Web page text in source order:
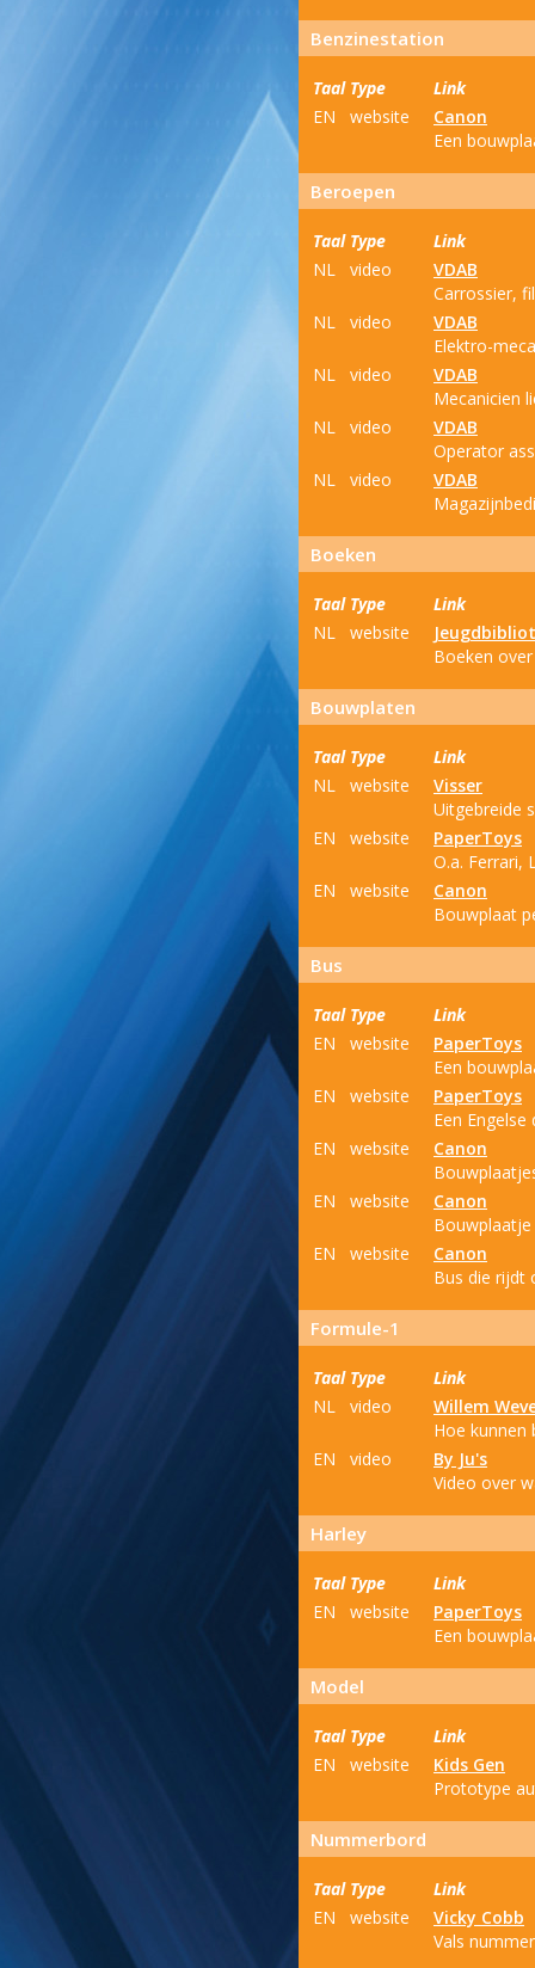
Benzinestation
Taal Type
Link
EN
website
Canon
Een
Beroepen
Taal Type
Link
NL
video
VDAB
Carrossier,
NL
video
VDAB
Elektro-
NL
video
VDAB
Mecanicien
NL
video
VDAB
Operator
NL
video
VDAB
Boeken
Taal Type
Link
NL
website
Boeken
Bouwplaten
Taal Type
Link
NL
website
Visser
Uitgebreide
EN
website
PaperToys
O.a. Ferrari,
EN
website
Canon
Bouwplaat
Bus
Taal Type
Link
EN
website
PaperToys
Een
EN
website
PaperToys
Een Engelse
EN
website
Canon
EN
website
Canon
EN
website
Canon
Bus die rijdt
Formule-1
Taal Type
Link
NL
video
Willem
Hoe kunnen
EN
video
By Ju's
Video over
Harley
Taal Type
Link
EN
website
PaperToys
Een
Model
Taal Type
Link
EN
website
Kids Gen
Prototype
Nummerbord
Taal Type
Link
EN
website
Vicky Cobb
Vals